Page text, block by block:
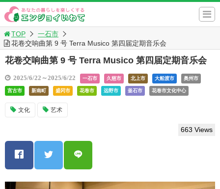
TOP
一石市
花卷交响曲第 9 号 Terra Musico 第四届定期音乐会
花卷交响曲第 9 号 Terra Musico 第四届定期音乐会
2025/6/22～2025/6/22 一石市 久慈市 北上市 大船渡市 奥州市
宫古市 新南町 盛冈市 花卷市 远野市 釜石市 花卷市文化中心
文化 艺术
663 Views